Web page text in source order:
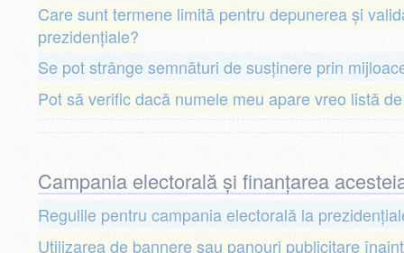
Care sunt termene limită pentru depunerea și
prezidențiale?
Se pot strânge semnături de susținere prin
Pot să verific dacă numele meu apare vreo listă
Campania electorală și finanțarea
Regulile pentru campania electorală la
Utilizarea de bannere sau panouri publicitare